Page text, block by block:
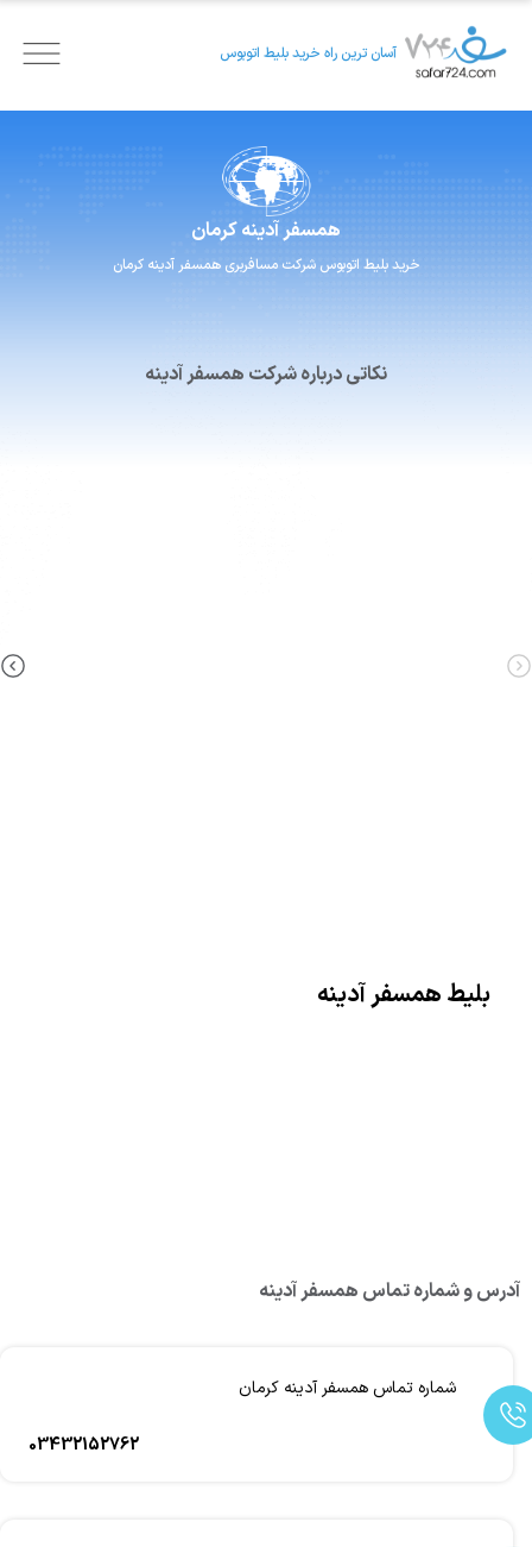
آسان ترین راه خرید بلیط اتوبوس
همسفرآدینه کرمان
خرید بلیط اتوبوس شرکت مسافربری همسفر آدینه کرمان
نکاتی درباره شرکت همسفر آدینه
بلیط همسفر آدینه
آدرس و شماره تماس همسفر آدینه
شماره تماس همسفر آدینه کرمان
03432152762